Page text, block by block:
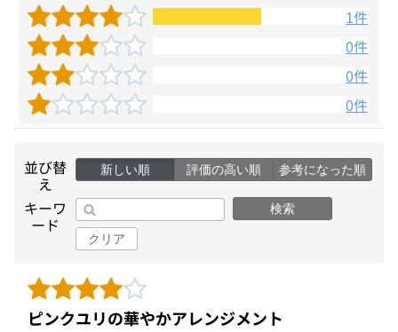
1件
0件
0件
0件
並び替
え
新しい順 評価の高い順 参考になった順
キーワ
ード
検索
クリア
ピンクユリの華やかアレンジメント